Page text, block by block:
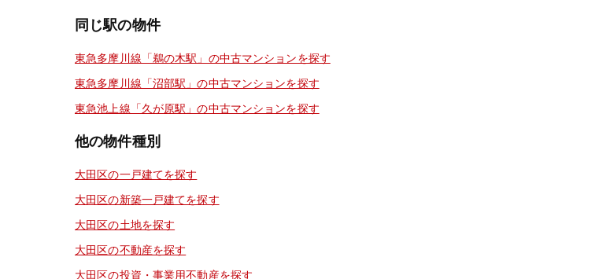
同じ駅の物件
東急多摩川線「鵜の木駅」の中古マンションを探す
東急多摩川線「沼部駅」の中古マンションを探す
東急池上線「久が原駅」の中古マンションを探す
他の物件種別
大田区の一戸建てを探す
大田区の新築一戸建てを探す
大田区の土地を探す
大田区の不動産を探す
大田区の投資・事業用不動産を探す